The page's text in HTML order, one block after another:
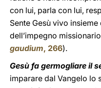
con lui, parla con lui,
Sente Gesù vivo
dell’impegno
gaudium, 266).
Gesù fa germogliare il
imparare dal Vangelo lo